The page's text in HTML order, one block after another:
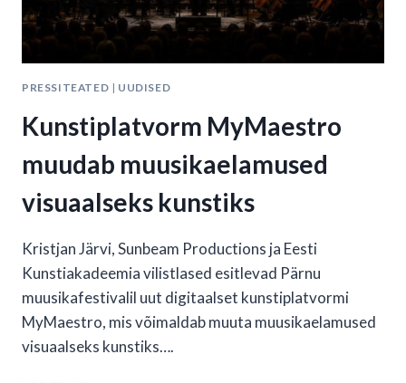
PRESSITEATED | UUDISED
Kunstiplatvorm MyMaestro
muudab muusikaelamused
visuaalseks kunstiks
Kristjan Järvi, Sunbeam Productions ja Eesti
Kunstiakadeemia vilistlased esitlevad Pärnu
muusikafestivalil uut digitaalset kunstiplatvormi
MyMaestro, mis võimaldab muuta muusikaelamused
visuaalseks kunstiks….